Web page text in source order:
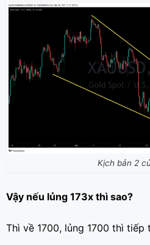
Kịch bản 2
Vậy nếu lủng 173x thì sao?
Thì về 1700, lủng 1700 thì tiếp